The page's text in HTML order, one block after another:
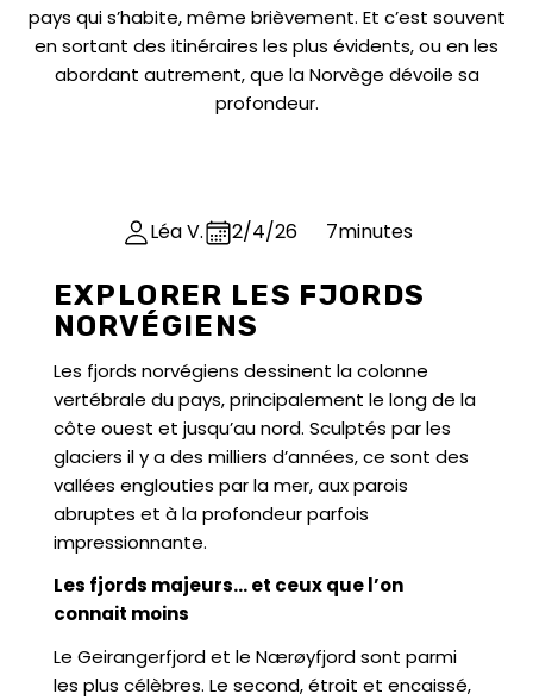
pays qui s’habite, même brièvement. Et c’est souvent
en sortant des itinéraires les plus évidents, ou en les
abordant autrement, que la Norvège dévoile sa
profondeur.
Léa V. 2/4/26 7minutes
EXPLORER LES FJORDS
NORVÉGIENS
Les fjords norvégiens dessinent la colonne
vertébrale du pays, principalement le long de la
côte ouest et jusqu’au nord. Sculptés par les
glaciers il y a des milliers d’années, ce sont des
vallées englouties par la mer, aux parois
abruptes et à la profondeur parfois
impressionnante.
Les fjords majeurs… et ceux que l’on
connait moins
Le Geirangerfjord et le Nærøyfjord sont parmi
les plus célèbres. Le second, étroit et encaissé,